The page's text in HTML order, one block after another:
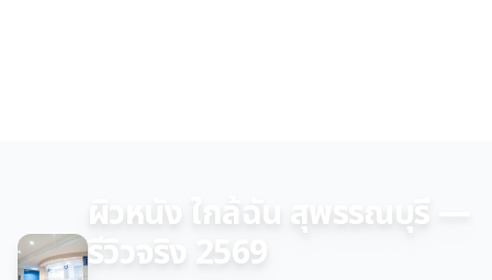
ผิวหนัง ใกล้ฉัน สุพรรณบุรี —
รีวิวจริง 2569